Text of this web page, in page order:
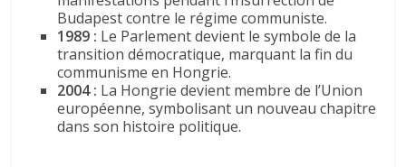
Budapest contre le régime communiste.
1989 : Le Parlement devient le symbole de la
transition démocratique, marquant la fin du
communisme en Hongrie.
2004 : La Hongrie devient membre de l’Union
européenne, symbolisant un nouveau chapitre
dans son histoire politique.